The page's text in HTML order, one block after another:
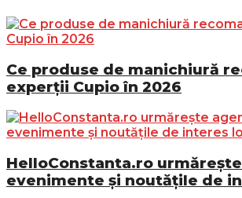
Ce produse de manichiură
experții Cupio în 2026
HelloConstanta.ro
evenimente și noutățile de